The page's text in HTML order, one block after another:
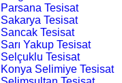
Parsana Tesisat
Sakarya Tesisat
Sancak Tesisat
Sarı Yakup Tesisat
Selçuklu Tesisat
Konya Selimiye Tesisat